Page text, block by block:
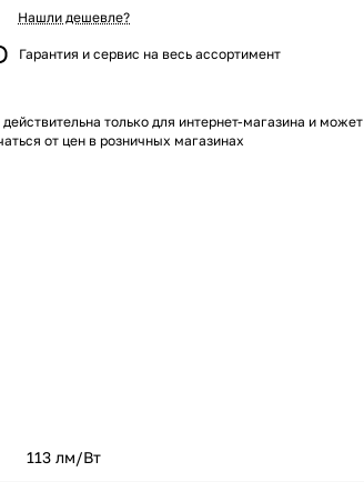
Нашли дешевле?
Гарантия и сервис на весь ассортимент
только для интернет-магазина и может
от цен в розничных магазинах
113 лм/Вт